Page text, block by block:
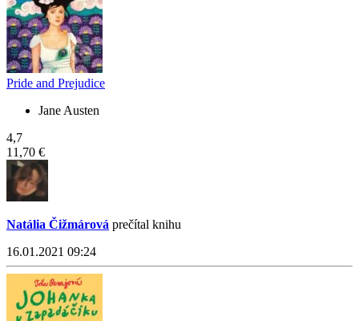
Pride and Prejudice
Jane Austen
4,7
11,70 €
Natália Čižmárová prečítal knihu
16.01.2021 09:24